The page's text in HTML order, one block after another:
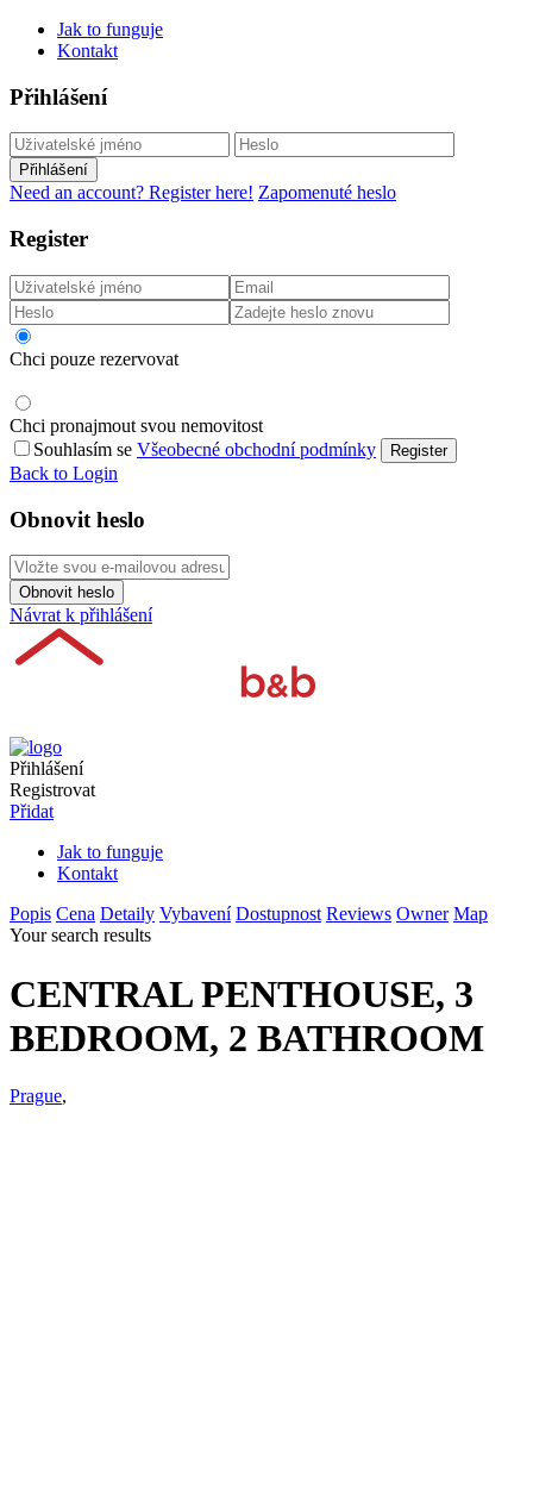
Jak to funguje
Kontakt
Přihlášení
Přihlášení
Need an account? Register here! Zapomenuté heslo
Register
Chci pouze rezervovat
Chci pronajmout svou nemovitost
Souhlasím se Všeobecné obchodní podmínky Register
Back to Login
Obnovit heslo
Obnovit heslo
Návrat k přihlášení
Přihlášení
Registrovat
Přidat
Jak to funguje
Kontakt
Popis Cena Detaily Vybavení Dostupnost Reviews Owner Map
Your search results
CENTRAL PENTHOUSE, 3
BEDROOM, 2 BATHROOM
Prague,